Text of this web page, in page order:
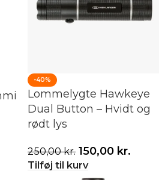
-40%
Lommelygte Hawkeye
Dual Button – Hvidt og
rødt lys
250,00kr. 150,00 kr.
Tilføj til kurv